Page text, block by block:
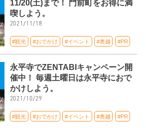
11/20(土)まで！ 門前町をお得に満
喫しよう。
2021/11/18
#観光 #おでかけ #イベント #奥越 #PR
永平寺でZENTABIキャンペーン開
催中！ 毎週土曜日は永平寺におで
かけしよう。
2021/10/29
#観光 #おでかけ #イベント #奥越 #PR